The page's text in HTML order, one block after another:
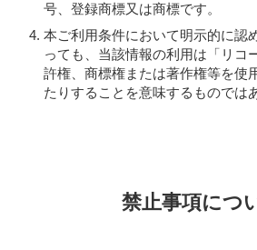
号、登録商標又は商標です。
本ご利用条件において明示的に認
っても、当該情報の利用は「リコ
許権、商標権または著作権等を使
たりすることを意味するものでは
禁止事項につ